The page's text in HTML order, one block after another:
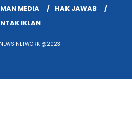
MEDIA
HAK JAWAB
IKLAN
NETWORK @2023